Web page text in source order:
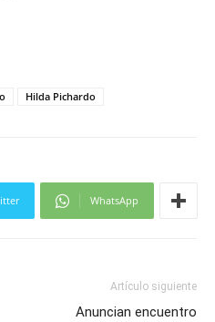
Hilda Pichardo
WhatsApp
Artículo siguiente
Anuncian encuentro